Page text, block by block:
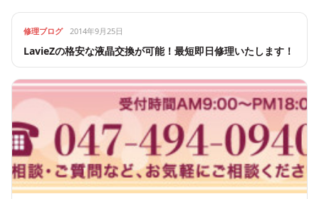
修理ブログ 2014年9月25日
LavieZの格安な液晶交換が可能！最短即日修理いたします！